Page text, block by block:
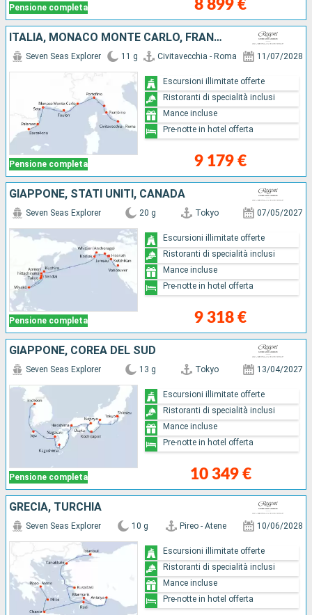
Pensione completa 8 899 €
ITALIA, MONACO MONTE CARLO, FRANCIA, SPAGNA
Pensione completa
Seven Seas Explorer 11 g Civitavecchia - Roma 11/07/2028
9 179 €
Escursioni illimitate offerte
Ristoranti di specialità inclusi
Mance incluse
Pre-notte in hotel offerta
GIAPPONE, STATI UNITI, CANADA
Pensione completa
Seven Seas Explorer 20 g Tokyo 07/05/2027
9 318 €
Escursioni illimitate offerte
Ristoranti di specialità inclusi
Mance incluse
Pre-notte in hotel offerta
GIAPPONE, COREA DEL SUD
Pensione completa
Seven Seas Explorer 13 g Tokyo 13/04/2027
10 349 €
Escursioni illimitate offerte
Ristoranti di specialità inclusi
Mance incluse
Pre-notte in hotel offerta
GRECIA, TURCHIA
Seven Seas Explorer 10 g Pireo - Atene 10/06/2028
Escursioni illimitate offerte
Ristoranti di specialità inclusi
Mance incluse
Pre-notte in hotel offerta